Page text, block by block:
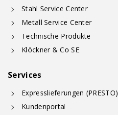
Stahl Service Center
Metall Service Center
Technische Produkte
Klöckner & Co SE
Services
Expresslieferungen (PRESTO)
Kundenportal